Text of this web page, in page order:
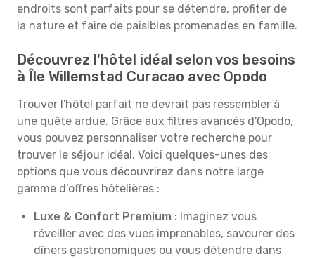
endroits sont parfaits pour se détendre, profiter de
la nature et faire de paisibles promenades en famille.
Découvrez l'hôtel idéal selon vos besoins
à Île Willemstad Curacao avec Opodo
Trouver l'hôtel parfait ne devrait pas ressembler à
une quête ardue. Grâce aux filtres avancés d'Opodo,
vous pouvez personnaliser votre recherche pour
trouver le séjour idéal. Voici quelques-unes des
options que vous découvrirez dans notre large
gamme d'offres hôtelières :
Luxe & Confort Premium : Imaginez vous
réveiller avec des vues imprenables, savourer des
dîners gastronomiques ou vous détendre dans